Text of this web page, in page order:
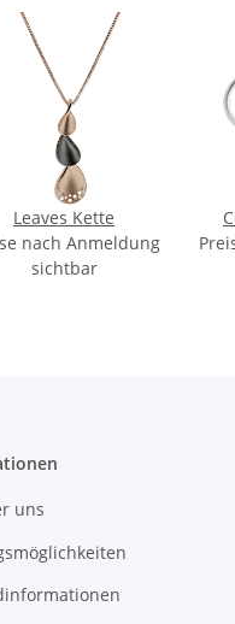
Leaves Kette
nach Anmeldung
sichtbar
uns